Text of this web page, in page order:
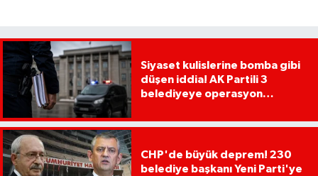
Siyaset kulislerine bomba gibi
düşen iddia! AK Partili 3
belediyeye operasyon
CHP'de büyük deprem! 230
belediye başkanı Yeni Parti'ye